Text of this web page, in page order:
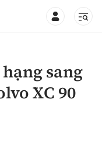
sang
XC 90